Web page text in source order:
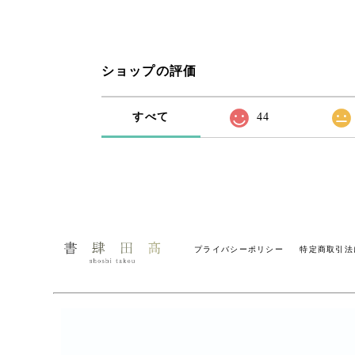
ショップの評価
すべて 44
プライバシーポリシー 特定商取引法